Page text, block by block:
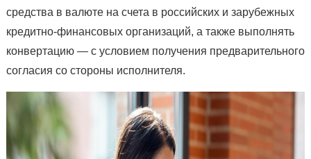
средства в валюте на счета в российских и зарубежных
кредитно-финансовых организаций, а также выполнять
конвертацию — с условием получения предварительного
согласия со стороны исполнителя.